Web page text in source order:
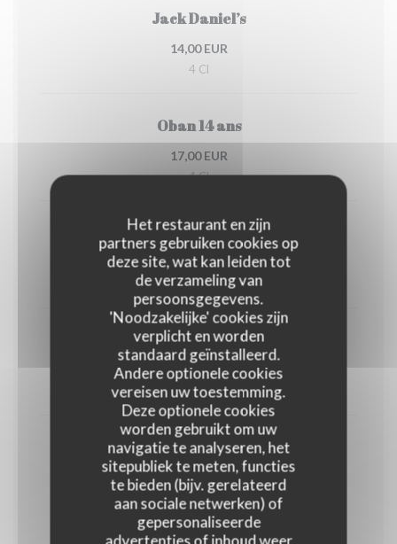
Het restaurant en zijn
partners gebruiken cookies op
deze site, wat kan leiden tot
de verzameling van
persoonsgegevens.
'Noodzakelijke' cookies zijn
verplicht en worden
standaard geïnstalleerd.
Andere optionele cookies
vereisen uw toestemming.
Deze optionele cookies
worden gebruikt om uw
navigatie te analyseren, het
sitepubliek te meten, functies
te bieden (bijv. gerelateerd
aan sociale netwerken) of
gepersonaliseerde
Jack Daniel’s
14,00 EUR
4 Cl
Oban 14 ans
17,00 EUR
4 Cl
Johnnie Walker Red label
9,00 EUR
4 Cl
Gin Tanqueray
16,00 EUR
4 Cl
Vodka Belvédère
14,00 EUR
4 Cl